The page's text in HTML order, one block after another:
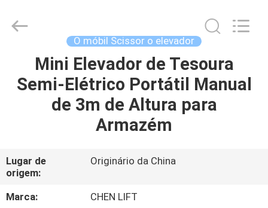
PARA
CASA
SOBRE
NÓS
MACHINERY
O móbil Scissor o elevador
Mini Elevador de Tesoura
Semi-Elétrico Portátil Manual
de 3m de Altura para
Armazém
Lugar de
origem:
Originário da China
Marca:
CHEN LIFT